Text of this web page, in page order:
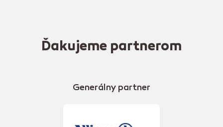
Ďakujeme partnerom
Generálny partner